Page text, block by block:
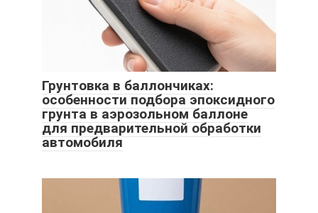
Грунтовка в баллончиках:
особенности подбора эпоксидного
грунта в аэрозольном баллоне
для предварительной обработки
автомобиля